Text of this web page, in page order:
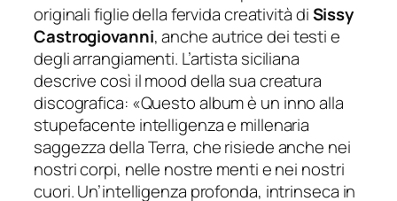
originali figlie della fervida creatività diSissy
Castrogiovanni, anche autrice dei testi e
degli arrangiamenti. L’artista siciliana
descrive così ilmooddella sua creatura
discografica: «Questo album è un inno alla
stupefacente intelligenza e millenaria
saggezza della Terra, che risiede anche nei
nostri corpi, nelle nostre menti e nei nostri
cuori. Un’intelligenza profonda, intrinseca in